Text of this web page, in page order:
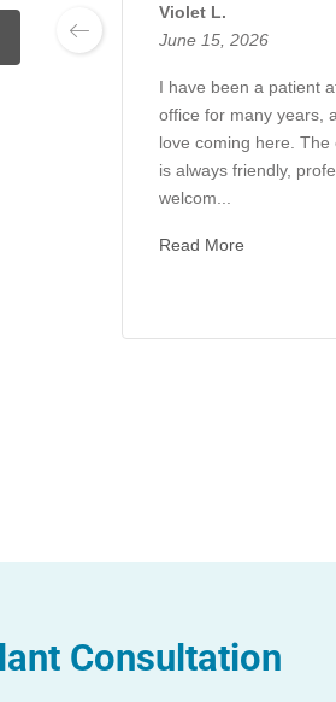
Violet L.
June 15, 2026
I have been a patient
office for many years,
love coming here. The
is always friendly,
welcom...
Read More
Consultation